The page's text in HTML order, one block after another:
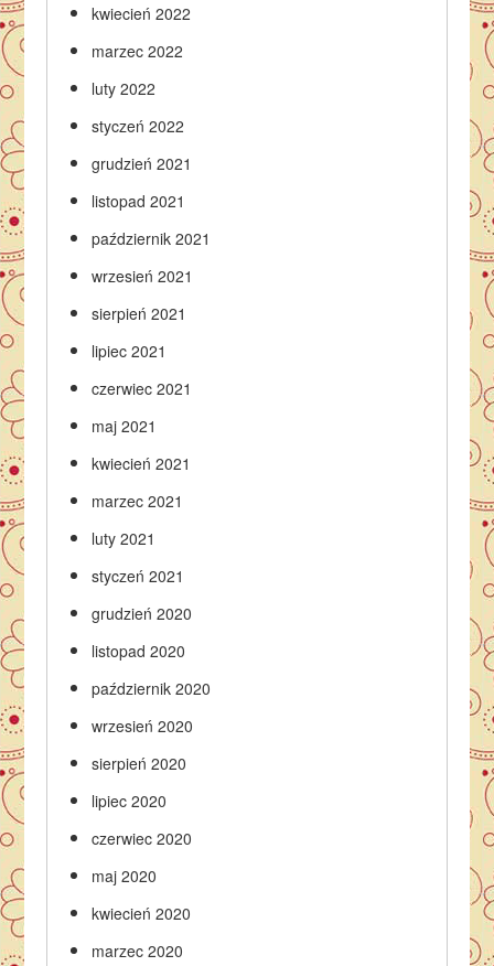
kwiecień 2022
marzec 2022
luty 2022
styczeń 2022
grudzień 2021
listopad 2021
październik 2021
wrzesień 2021
sierpień 2021
lipiec 2021
czerwiec 2021
maj 2021
kwiecień 2021
marzec 2021
luty 2021
styczeń 2021
grudzień 2020
listopad 2020
październik 2020
wrzesień 2020
sierpień 2020
lipiec 2020
czerwiec 2020
maj 2020
kwiecień 2020
marzec 2020